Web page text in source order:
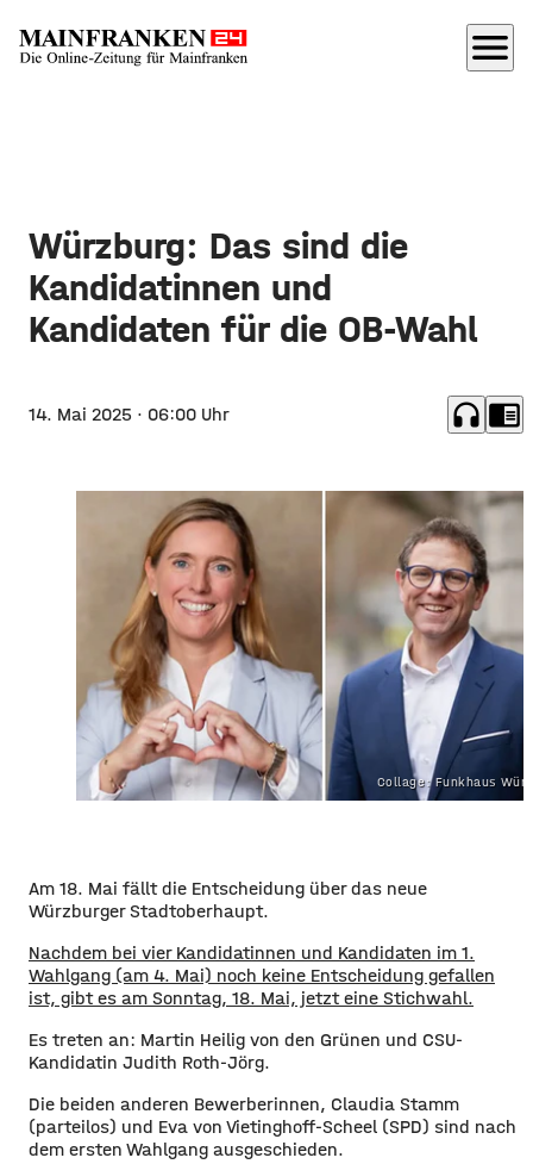
menu
Würzburg: Das sind die
Kandidatinnen und
Kandidaten für die OB-Wahl
14. Mai 2025 · 06:00 Uhr headphones chrome_reader_mode
Collage: Funkhaus
Am 18. Mai fällt die Entscheidung über das neue
Würzburger Stadtoberhaupt.
Nachdem bei vier Kandidatinnen und Kandidaten im 1.
Wahlgang (am 4. Mai) noch keine Entscheidung gefallen
ist, gibt es am Sonntag, 18. Mai, jetzt eine Stichwahl.
Es treten an: Martin Heilig von den Grünen und CSU-
Kandidatin Judith Roth-Jörg.
Die beiden anderen Bewerberinnen, Claudia Stamm
(parteilos) und Eva von Vietinghoff-Scheel (SPD) sind nach
dem ersten Wahlgang ausgeschieden.